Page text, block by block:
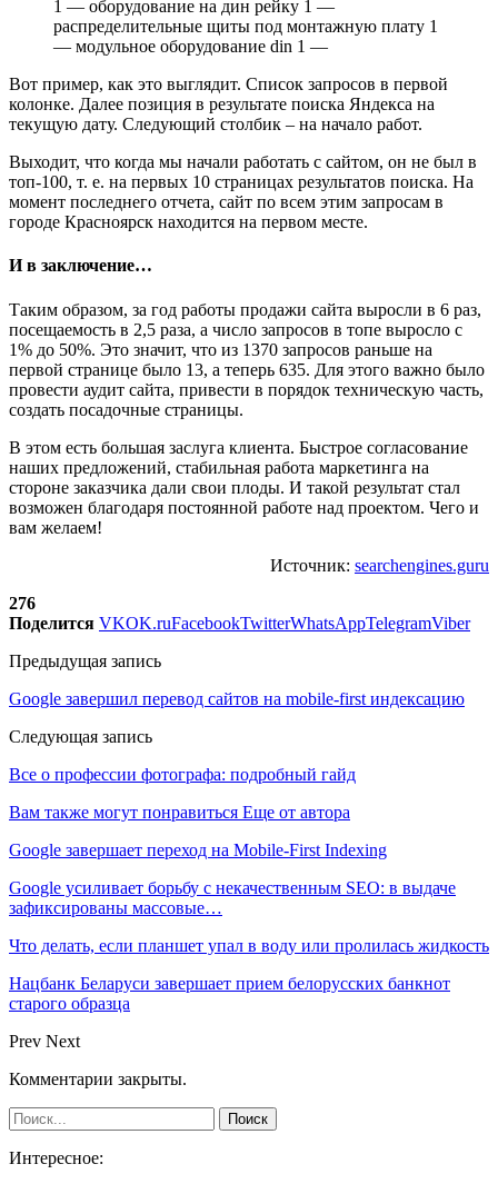
1 — оборудование на дин рейку 1 —
распределительные щиты под монтажную плату 1
— модульное оборудование din 1 —
Вот пример, как это выглядит. Список запросов в первой
колонке. Далее позиция в результате поиска Яндекса на
текущую дату. Следующий столбик – на начало работ.
Выходит, что когда мы начали работать с сайтом, он не был в
топ-100, т. е. на первых 10 страницах результатов поиска. На
момент последнего отчета, сайт по всем этим запросам в
городе Красноярск находится на первом месте.
И в заключение…
Таким образом, за год работы продажи сайта выросли в 6 раз,
посещаемость в 2,5 раза, а число запросов в топе выросло с
1% до 50%. Это значит, что из 1370 запросов раньше на
первой странице было 13, а теперь 635. Для этого важно было
провести аудит сайта, привести в порядок техническую часть,
создать посадочные страницы.
В этом есть большая заслуга клиента. Быстрое согласование
наших предложений, стабильная работа маркетинга на
стороне заказчика дали свои плоды. И такой результат стал
возможен благодаря постоянной работе над проектом. Чего и
вам желаем!
Источник: searchengines.guru
276
Поделится VKOK.ruFacebookTwitterWhatsAppTelegramViber
Предыдущая запись
Google завершил перевод сайтов на mobile-first индексацию
Следующая запись
Все о профессии фотографа: подробный гайд
Вам также могут понравиться Еще от автора
Google завершает переход на Mobile-First Indexing
Google усиливает борьбу с некачественным SEO: в выдаче
зафиксированы массовые…
Что делать, если планшет упал в воду или пролилась жидкость
Нацбанк Беларуси завершает прием белорусских банкнот
старого образца
Prev Next
Комментарии закрыты.
Интересное: